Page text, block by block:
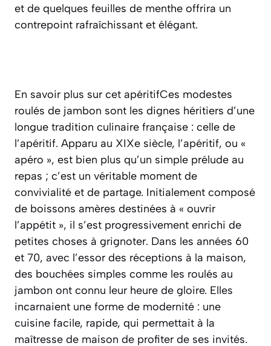
et de quelques feuilles de menthe offrira un
contrepoint rafraîchissant et élégant.
En savoir plus sur cet apéritifCes modestes
roulés de jambon sont les dignes héritiers d’une
longue tradition culinaire française : celle de
l’apéritif. Apparu au XIXe siècle, l’apéritif, ou «
apéro », est bien plus qu’un simple prélude au
repas ; c’est un véritable moment de
convivialité et de partage. Initialement composé
de boissons amères destinées à « ouvrir
l’appétit », il s’est progressivement enrichi de
petites choses à grignoter. Dans les années 60
et 70, avec l’essor des réceptions à la maison,
des bouchées simples comme les roulés au
jambon ont connu leur heure de gloire. Elles
incarnaient une forme de modernité : une
cuisine facile, rapide, qui permettait à la
maîtresse de maison de profiter de ses invités.